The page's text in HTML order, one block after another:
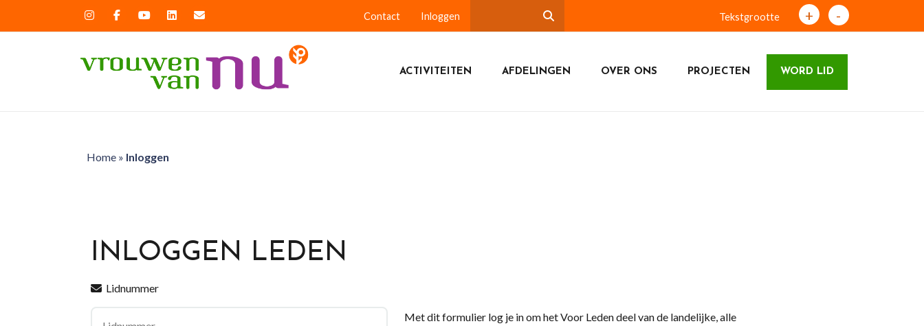
Contact Inloggen Tekstgrootte + -
ACTIVITEITEN AFDELINGEN OVER ONS PROJECTEN WORD LID
Home» Inloggen
INLOGGEN LEDEN
Lidnummer
Met dit formulier log je in om het Voor Leden deel van de landelijke, alle